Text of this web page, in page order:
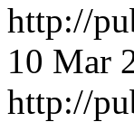
http://
10 Mar
http://